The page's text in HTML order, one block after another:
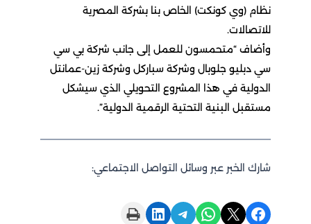
نظام (وي كونكت) الخاص بنا بشركة المصرية
للاتصالات.
وأضاف “متحمسون للعمل إلى جانب شركة بي سي
سي دبليو جلوبال وشركة سباركل وشركة زين-عمانتل
الدولية في هذا المشروع التحويلي الذي سيشكل
مستقبل البنية التحتية الرقمية الدولية”.
شارك الخبر عبر وسائل التواصل الاجتماعي:
Share on Facebook
Share on X
Share on WhatsApp
Share on Telegram
Share on LinkedIn
Print this Page